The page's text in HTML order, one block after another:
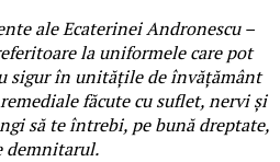
ale Ecaterinei Andronescu –
la uniformele care pot
sigur în unitățile de învățământ
făcute cu suflet, nervi și
să te întrebi, pe bună dreptate,
demnitarul.